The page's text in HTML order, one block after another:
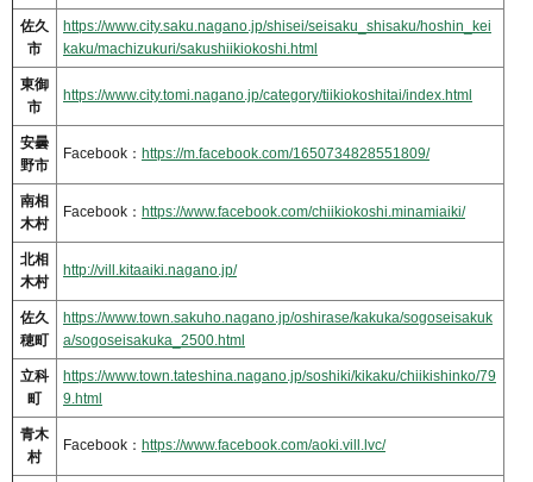
佐久
市
https://www.city.saku.nagano.jp/shisei/seisaku_shisaku/hoshin_kei
kaku/machizukuri/sakushiikiokoshi.html
東御
市
https://www.city.tomi.nagano.jp/category/tiikiokoshitai/index.html
安曇
野市
Facebook： https://m.facebook.com/1650734828551809/
南相
木村
Facebook： https://www.facebook.com/chiikiokoshi.minamiaiki/
北相
木村
http://vill.kitaaiki.nagano.jp/
佐久
穂町
https://www.town.sakuho.nagano.jp/oshirase/kakuka/sogoseisakuk
a/sogoseisakuka_2500.html
立科
町
https://www.town.tateshina.nagano.jp/soshiki/kikaku/chiikishinko/79
9.html
青木
村
Facebook： https://www.facebook.com/aoki.vill.lvc/